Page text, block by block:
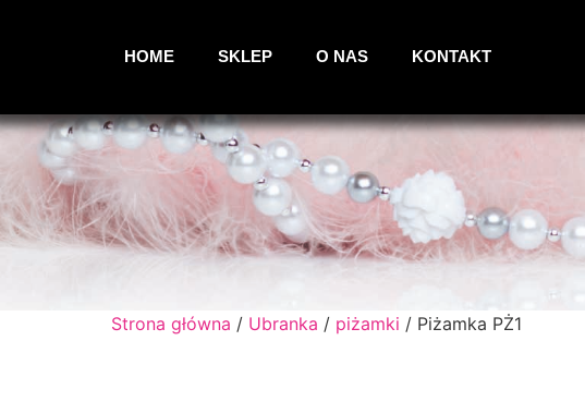
HOME SKLEP O NAS KONTAKT
Strona główna / Ubranka / piżamki / Piżamka PŻ1